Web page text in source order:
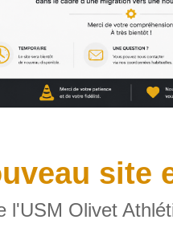
site
l'USM Olivet